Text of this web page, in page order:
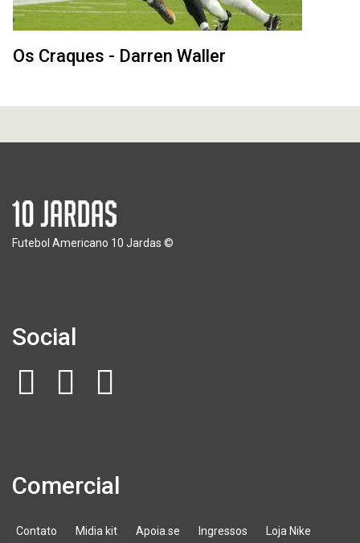
Os Craques - Darren Waller
Futebol Americano 10 Jardas ©
Social
Comercial
Contato Midia kit Apoia.se Ingressos Loja Nike